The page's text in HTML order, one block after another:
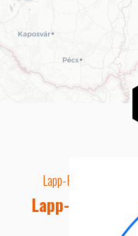
Lapp-Fa EUTR
Lapp-fa Kft.